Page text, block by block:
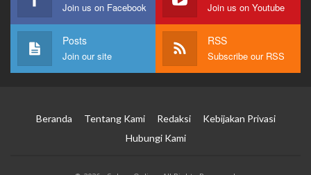
Join us on Facebook Join us on Youtube
Posts
Join our site
RSS
Subscribe our RSS
Beranda Tentang Kami Redaksi
Kebijakan Privasi
Hubungi Kami